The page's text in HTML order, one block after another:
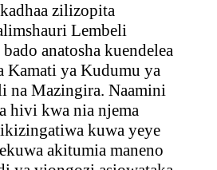
zilizopita
Lembeli
anatosha kuendelea
Kamati ya Kudumu ya
na Mazingira. Naamini
hivi kwa nia njema
ikizingatiwa kuwa yeye
akitumia maneno